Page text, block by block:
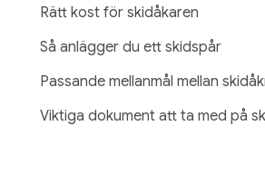
uthållighet
Rätt kost för skidåkaren
Så anlägger du ett skidspår
Passande mellanmål mellan
Viktiga dokument att ta med på